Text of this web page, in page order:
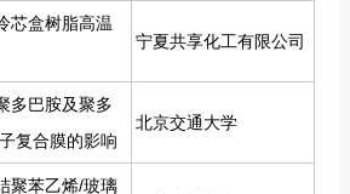
芯盒树脂高温
宁夏共享化工有限公司
多巴胺及聚多
复合膜的影响
北京交通大学
聚苯乙烯/玻璃